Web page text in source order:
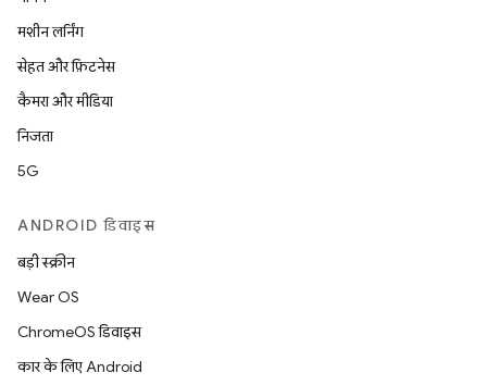
मशीन लर्निंग
सेहत और फ़िटनेस
कैमरा और मीडिया
निजता
5G
ANDROID डिवाइस
बड़ी स्क्रीन
Wear OS
ChromeOS डिवाइस
कार के लिए Android